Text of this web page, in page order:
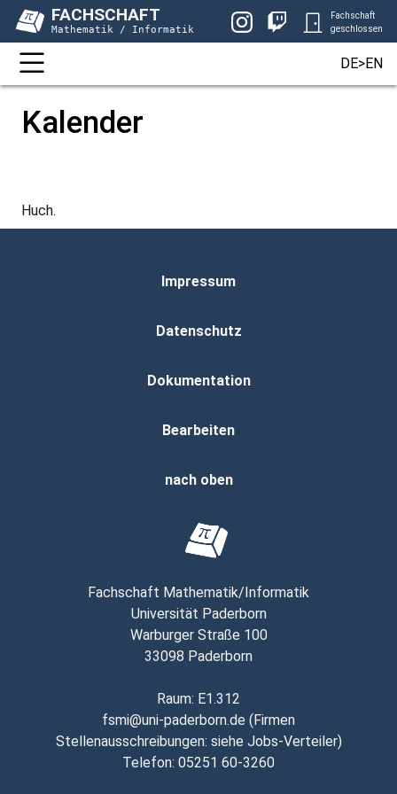
FACHSCHAFT
Mathematik / Informatik
Fachschaft
geschlossen
DE>EN
Kalender
Huch.
Impressum
Datenschutz
Dokumentation
Bearbeiten
nach oben
Fachschaft Mathematik/Informatik
Universität Paderborn
Warburger Straße 100
33098 Paderborn
Raum: E1.312
fsmi@uni-paderborn.de ( Firmen
Stellenausschreibungen: siehe Jobs-Verteiler)
Telefon: 05251 60-3260